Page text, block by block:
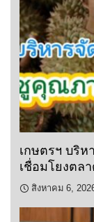
เกษตรฯ บริ
เชื่อมโยงตล
สิงหาคม 6,